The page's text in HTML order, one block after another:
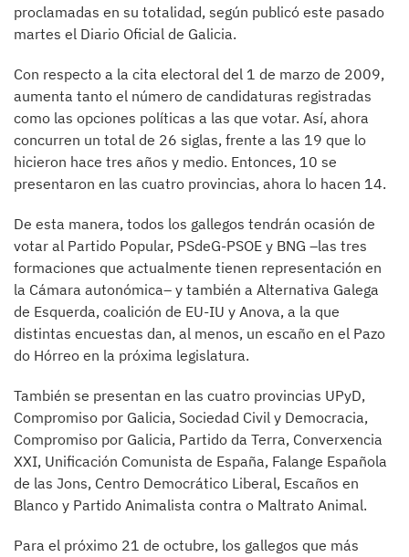
proclamadas en su totalidad, según publicó este pasado
martes el Diario Oficial de Galicia.
Con respecto a la cita electoral del 1 de marzo de 2009,
aumenta tanto el número de candidaturas registradas
como las opciones políticas a las que votar. Así, ahora
concurren un total de 26 siglas, frente a las 19 que lo
hicieron hace tres años y medio. Entonces, 10 se
presentaron en las cuatro provincias, ahora lo hacen 14.
De esta manera, todos los gallegos tendrán ocasión de
votar al Partido Popular, PSdeG-PSOE y BNG –las tres
formaciones que actualmente tienen representación en
la Cámara autonómica– y también a Alternativa Galega
de Esquerda, coalición de EU-IU y Anova, a la que
distintas encuestas dan, al menos, un escaño en el Pazo
do Hórreo en la próxima legislatura.
También se presentan en las cuatro provincias UPyD,
Compromiso por Galicia, Sociedad Civil y Democracia,
Compromiso por Galicia, Partido da Terra, Converxencia
XXI, Unificación Comunista de España, Falange Española
de las Jons, Centro Democrático Liberal, Escaños en
Blanco y Partido Animalista contra o Maltrato Animal.
Para el próximo 21 de octubre, los gallegos que más